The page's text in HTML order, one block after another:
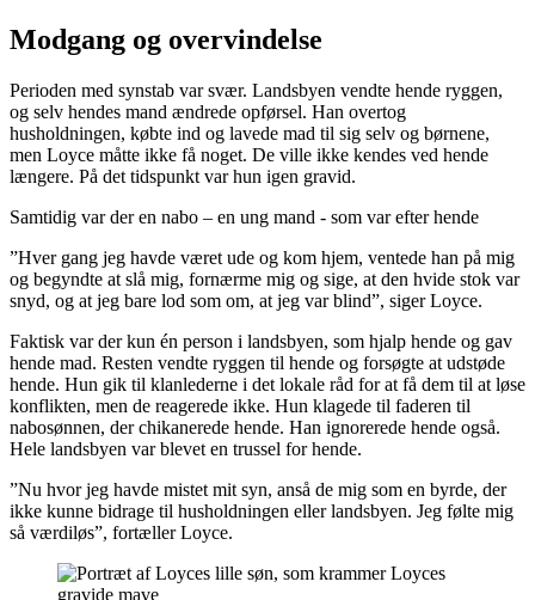
Modgang og overvindelse
Perioden med synstab var svær. Landsbyen vendte hende ryggen,
og selv hendes mand ændrede opførsel. Han overtog
husholdningen, købte ind og lavede mad til sig selv og børnene,
men Loyce måtte ikke få noget. De ville ikke kendes ved hende
længere. På det tidspunkt var hun igen gravid.
Samtidig var der en nabo – en ung mand - som var efter hende
”Hver gang jeg havde været ude og kom hjem, ventede han på mig
og begyndte at slå mig, fornærme mig og sige, at den hvide stok var
snyd, og at jeg bare lod som om, at jeg var blind”, siger Loyce.
Faktisk var der kun én person i landsbyen, som hjalp hende og gav
hende mad. Resten vendte ryggen til hende og forsøgte at udstøde
hende. Hun gik til klanlederne i det lokale råd for at få dem til at løse
konflikten, men de reagerede ikke. Hun klagede til faderen til
nabosønnen, der chikanerede hende. Han ignorerede hende også.
Hele landsbyen var blevet en trussel for hende.
”Nu hvor jeg havde mistet mit syn, anså de mig som en byrde, der
ikke kunne bidrage til husholdningen eller landsbyen. Jeg følte mig
så værdiløs”, fortæller Loyce.